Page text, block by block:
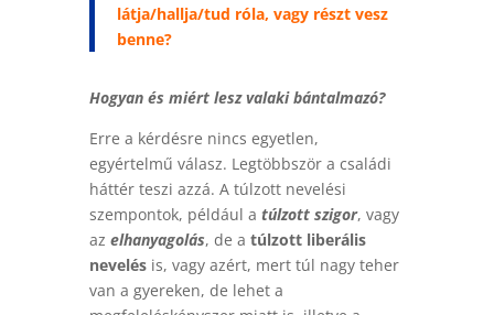
látja/hallja/tud róla, vagy részt vesz
benne?
Hogyan és miért lesz valaki bántalmazó?
Erre a kérdésre nincs egyetlen,
egyértelmű válasz. Legtöbbször a családi
háttér teszi azzá. A túlzott nevelési
szempontok, például a túlzott szigor, vagy
az elhanyagolás, de a túlzott liberális
nevelésis, vagy azért, mert túl nagy teher
van a gyereken, de lehet a